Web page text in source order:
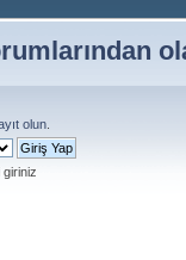
olun
giriniz